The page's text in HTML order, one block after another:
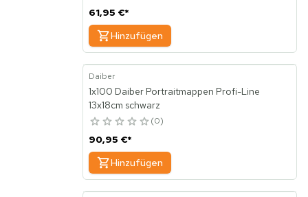
61,95 €*
Hinzufügen
Daiber
1x100 Daiber Portraitmappen Profi-Line
13x18cm schwarz
0
90,95 €*
Hinzufügen